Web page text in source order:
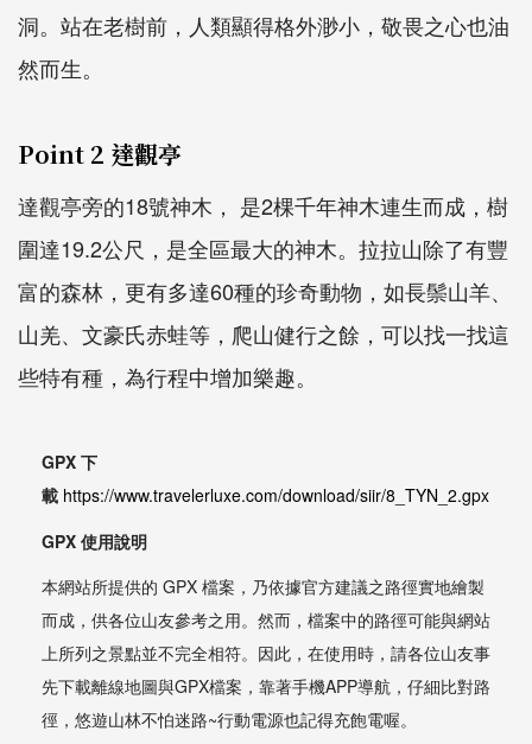
洞。站在老樹前，人類顯得格外渺小，敬畏之心也油
然而生。
Point 2 達觀亭
達觀亭旁的18號神木， 是2棵千年神木連生而成，樹
圍達19.2公尺，是全區最大的神木。拉拉山除了有豐
富的森林，更有多達60種的珍奇動物，如長鬃山羊、
山羌、文豪氏赤蛙等，爬山健行之餘，可以找一找這
些特有種，為行程中增加樂趣。
GPX 下
載 https://www.travelerluxe.com/download/siir/8_TYN_2.gpx
GPX 使用說明
本網站所提供的 GPX 檔案，乃依據官方建議之路徑實地繪製
而成，供各位山友參考之用。然而，檔案中的路徑可能與網站
上所列之景點並不完全相符。因此，在使用時，請各位山友事
先下載離線地圖與GPX檔案，靠著手機APP導航，仔細比對路
徑，悠遊山林不怕迷路~行動電源也記得充飽電喔。